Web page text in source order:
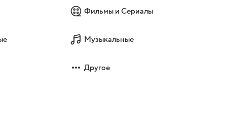
Фильмы и Сериалы
Музыкальные
Другое